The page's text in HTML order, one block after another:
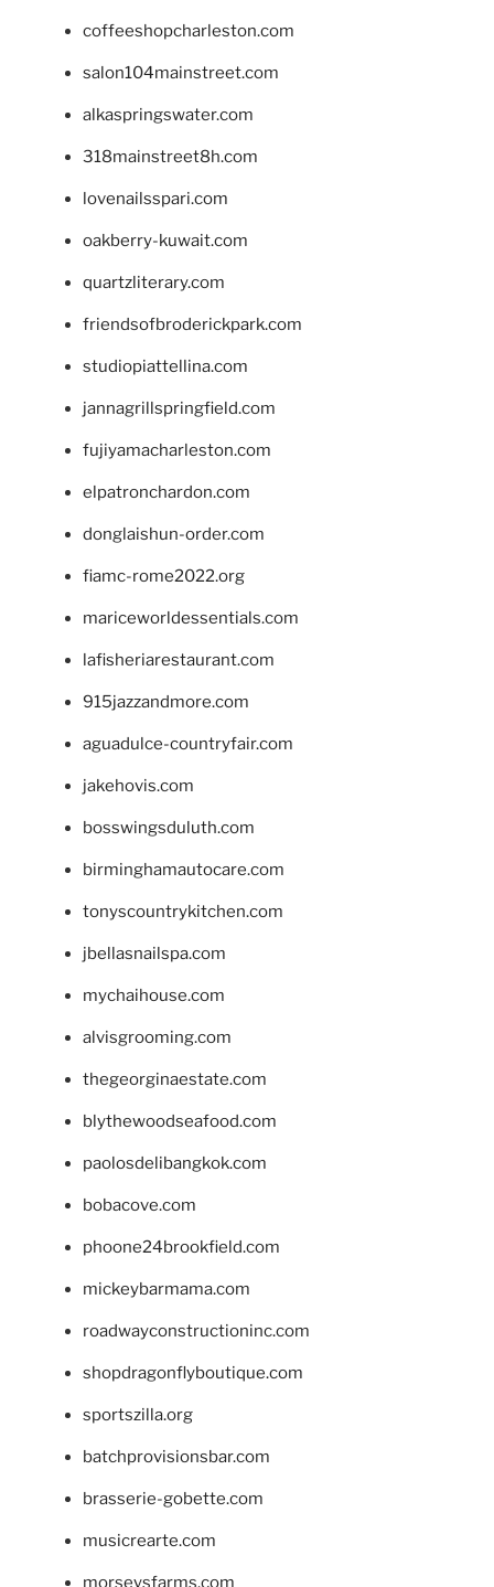
coffeeshopcharleston.com
salon104mainstreet.com
alkaspringswater.com
318mainstreet8h.com
lovenailsspari.com
oakberry-kuwait.com
quartzliterary.com
friendsofbroderickpark.com
studiopiattellina.com
jannagrillspringfield.com
fujiyamacharleston.com
elpatronchardon.com
donglaishun-order.com
fiamc-rome2022.org
mariceworldessentials.com
lafisheriarestaurant.com
915jazzandmore.com
aguadulce-countryfair.com
jakehovis.com
bosswingsduluth.com
birminghamautocare.com
tonyscountrykitchen.com
jbellasnailspa.com
mychaihouse.com
alvisgrooming.com
thegeorginaestate.com
blythewoodseafood.com
paolosdelibangkok.com
bobacove.com
phoone24brookfield.com
mickeybarmama.com
roadwayconstructioninc.com
shopdragonflyboutique.com
sportszilla.org
batchprovisionsbar.com
brasserie-gobette.com
musicrearte.com
morseysfarms.com